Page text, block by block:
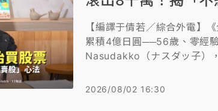
【編譯于倩若／綜合外電】
累積4億日圓──56歲、零經
Nasudakko（ナスダッ子）
至4億日圓（約8008萬台幣
2026/08/02 16:30